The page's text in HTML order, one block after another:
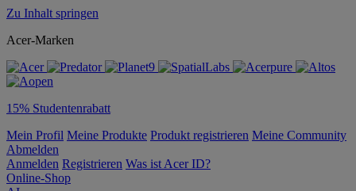
Zu Inhalt springen
Acer-Marken
15% Studentenrabatt
Mein Profil Meine Produkte Produkt registrieren Meine Community
Abmelden
Anmelden Registrieren Was ist Acer ID?
Online-Shop